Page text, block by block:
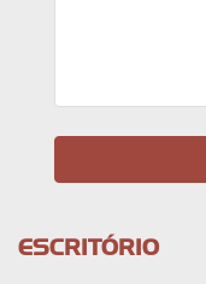
ESCRITÓRIO